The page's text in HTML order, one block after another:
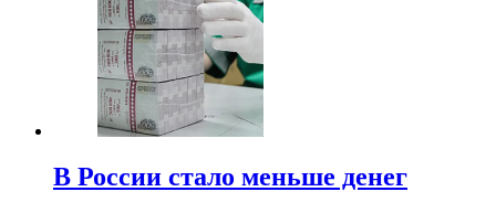
В России стало меньше денег